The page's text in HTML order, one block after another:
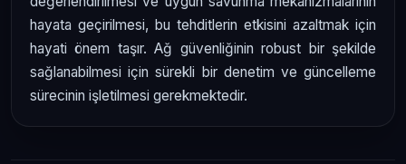
hayata geçirilmesi, bu tehditlerin etkisini azaltmak için
hayati önem taşır. Ağ güvenliğinin robust bir şekilde
sağlanabilmesi için sürekli bir denetim ve güncelleme
sürecinin işletilmesi gerekmektedir.